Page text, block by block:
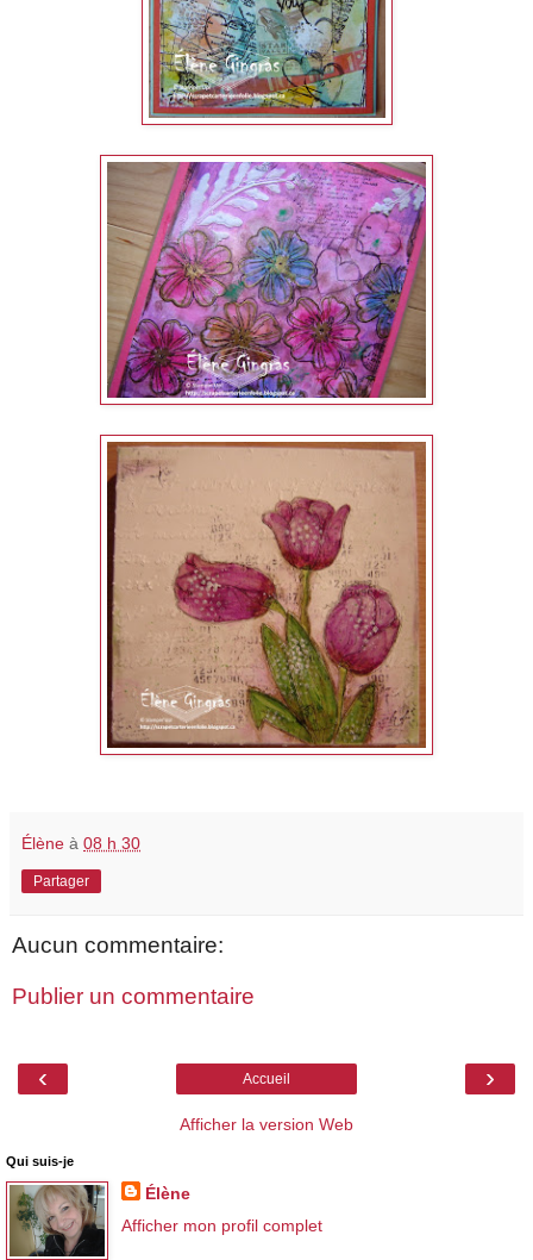
Élène à 08 h 30
Partager
Aucun commentaire:
Publier un commentaire
‹ ›
Accueil
Afficher la version Web
Qui suis-je
Élène
Afficher mon profil complet